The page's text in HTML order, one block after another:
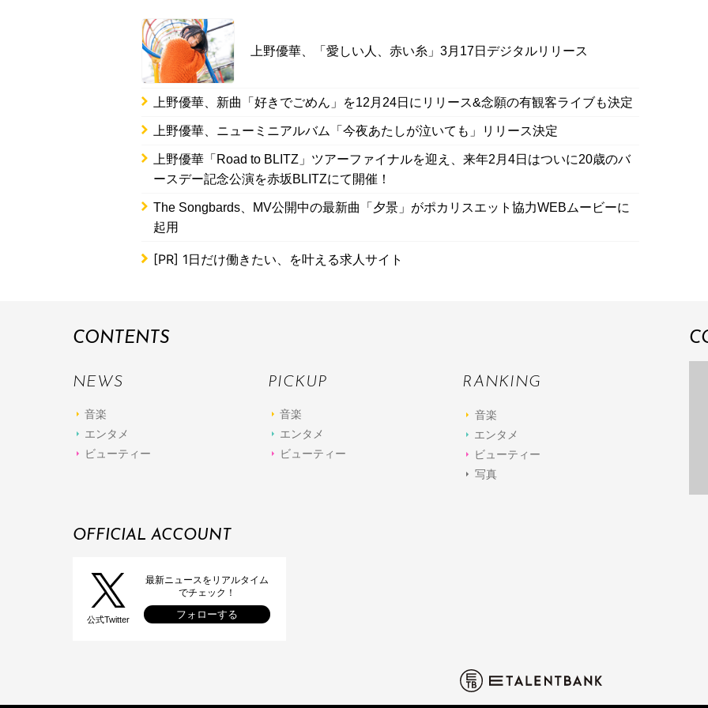
上野優華、「愛しい人、赤い糸」3月17日デジタルリリース
上野優華、新曲「好きでごめん」を12月24日にリリース&念願の有観客ライブも決定
上野優華、ニューミニアルバム「今夜あたしが泣いても」リリース決定
上野優華「Road to BLITZ」ツアーファイナルを迎え、来年2月4日はついに20歳のバ
ースデー記念公演を赤坂BLITZにて開催！
The Songbards、MV公開中の最新曲「夕景」がポカリスエット協力WEBムービーに
起用
[PR] 1日だけ働きたい、を叶える求人サイト
CONTENTS
NEWS
音楽
エンタメ
ビューティー
PICKUP
音楽
エンタメ
ビューティー
RANKING
音楽
エンタメ
ビューティー
写真
OFFICIAL ACCOUNT
公式Twitter
最新ニュースをリアルタイム
でチェック！
フォローする